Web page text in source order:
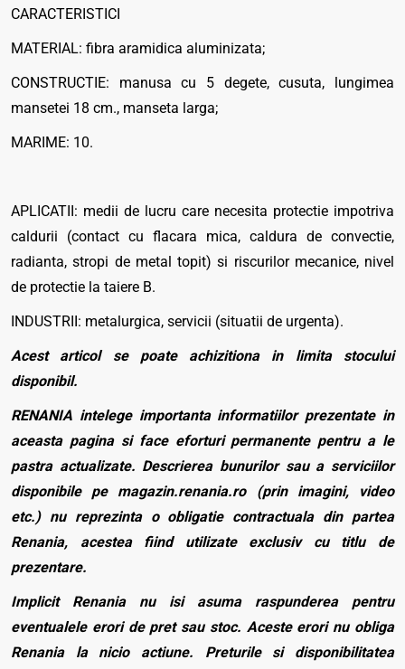
CARACTERISTICI
MATERIAL: fibra aramidica aluminizata;
CONSTRUCTIE: manusa cu 5 degete, cusuta, lungimea
mansetei 18 cm., manseta larga;
MARIME: 10.
APLICATII: medii de lucru care necesita protectie impotriva
caldurii (contact cu flacara mica, caldura de convectie,
radianta, stropi de metal topit) si riscurilor mecanice, nivel
de protectie la taiere B.
INDUSTRII: metalurgica, servicii (situatii de urgenta).
Acest articol se poate achizitiona in limita stocului
disponibil.
RENANIA intelege importanta informatiilor prezentate in
aceasta pagina si face eforturi permanente pentru a le
pastra actualizate. Descrierea bunurilor sau a serviciilor
disponibile pe magazin.renania.ro (prin imagini, video
etc.) nu reprezinta o obligatie contractuala din partea
Renania, acestea fiind utilizate exclusiv cu titlu de
prezentare.
Implicit Renania nu isi asuma raspunderea pentru
eventualele erori de pret sau stoc. Aceste erori nu obliga
Renania la nicio actiune. Preturile si disponibilitatea